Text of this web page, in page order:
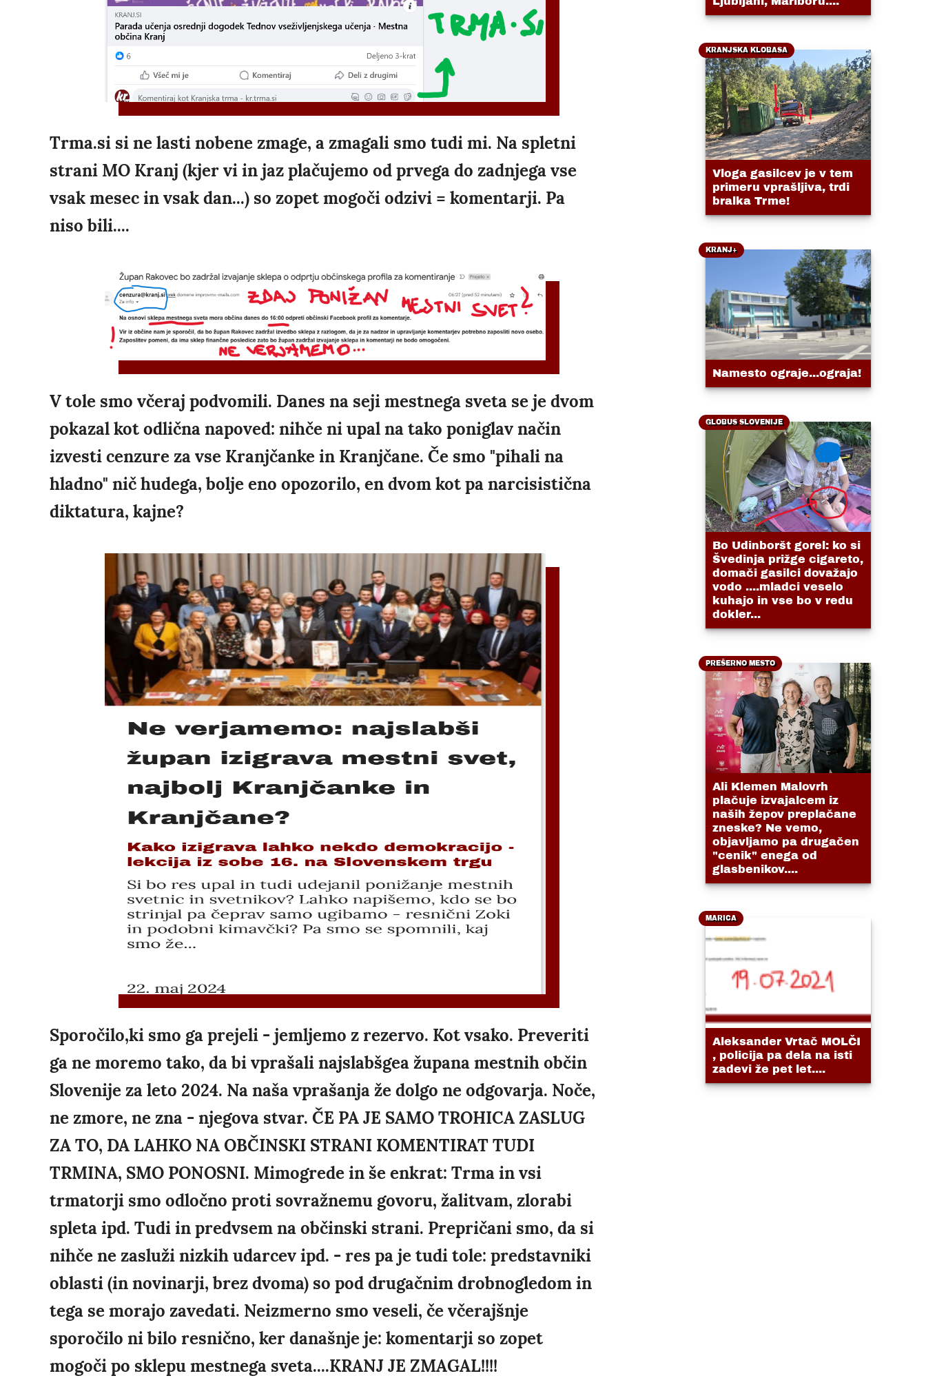
Trma.si si ne lasti nobene zmage, a zmagali smo tudi mi. Na spletni
strani MO Kranj (kjer vi in jaz plačujemo od prvega do zadnjega vse
vsak mesec in vsak dan...) so zopet mogoči odzivi = komentarji. Pa
niso bili....
V tole smo včeraj podvomili. Danes na seji mestnega sveta se je dvom
pokazal kot odlična napoved: nihče ni upal na tako poniglav način
izvesti cenzure za vse Kranjčanke in Kranjčane. Če smo "pihali na
hladno" nič hudega, bolje eno opozorilo, en dvom kot pa narcisistična
diktatura, kajne?
Sporočilo,ki smo ga prejeli - jemljemo z rezervo. Kot vsako. Preveriti
ga ne moremo tako, da bi vprašali najslabšgea župana mestnih občin
Slovenije za leto 2024. Na naša vprašanja že dolgo ne odgovarja. Noče,
ne zmore, ne zna - njegova stvar. ČE PA JE SAMO TROHICA ZASLUG
ZA TO, DA LAHKO NA OBČINSKI STRANI KOMENTIRAT TUDI
TRMINA, SMO PONOSNI. Mimogrede in še enkrat: Trma in vsi
trmatorji smo odločno proti sovražnemu govoru, žalitvam, zlorabi
spleta ipd. Tudi in predvsem na občinski strani. Prepričani smo, da si
nihče ne zasluži nizkih udarcev ipd. - res pa je tudi tole: predstavniki
oblasti (in novinarji, brez dvoma) so pod drugačnim drobnogledom in
tega se morajo zavedati. Neizmerno smo veseli, če včerajšnje
sporočilo ni bilo resnično, ker današnje je: komentarji so zopet
mogoči po sklepu mestnega sveta....KRANJ JE ZMAGAL!!!!
KRANJSKA KLOBASA
Vloga gasilcev je v tem
primeru vprašljiva, trdi
bralka Trme!
KRANJ+
Namesto ograje...ograja!
GLOBUS SLOVENIJE
Bo Udinboršt gorel: ko si
Švedinja prižge cigareto,
domači gasilci dovažajo
vodo ....mladci veselo
kuhajo in vse bo v redu
dokler...
PREŠERNO MESTO
Ali Klemen Malovrh
plačuje izvajalcem iz
naših žepov preplačane
zneske? Ne vemo,
objavljamo pa drugačen
"cenik" enega od
glasbenikov....
MARICA
Aleksander Vrtač MOLČI
, policija pa dela na isti
zadevi že pet let....